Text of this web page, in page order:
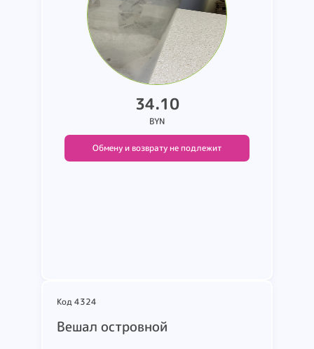
34.10
BYN
Обмену и возврату не подлежит
Код 4324
Вешал островной